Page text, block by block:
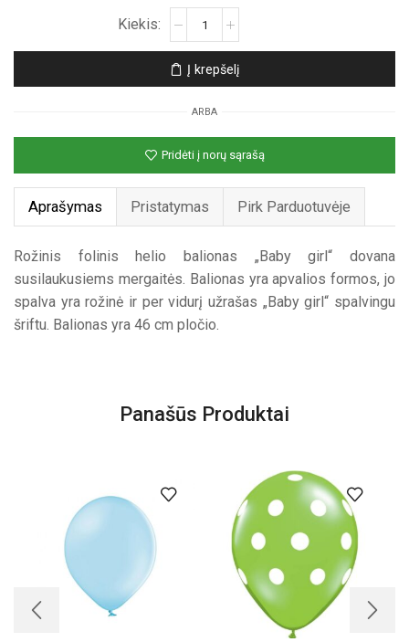
Rožinis
folinis
balionas
„Baby
girl“
Į krepšelį
ARBA
Pridėti į norų sąrašą
Aprašymas Pristatymas Pirk Parduotuvėje
Rožinis folinis helio balionas „Baby girl“ dovana
susilaukusiems mergaitės. Balionas yra apvalios formos, jo
spalva yra rožinė ir per vidurį užrašas „Baby girl“ spalvingu
šriftu. Balionas yra 46 cm pločio.
Panašūs Produktai